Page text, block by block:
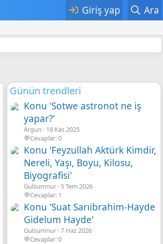
Giriş yap Ara
Günün trendleri
Konu 'Sotwe astronot ne iş
yapar?'
Argun
18 Kas 2025
💬Cevaplar: 0
Konu 'Feyzullah Aktürk Kimdir,
Nereli, Yaşı, Boyu, Kilosu,
Biyografisi'
Gulsumnur 5 Tem 2026
💬Cevaplar: 1
Konu 'Suat Sarıibrahim-Hayde
Gidelum Hayde'
Gulsumnur 7 Haz 2026
💬Cevaplar: 0